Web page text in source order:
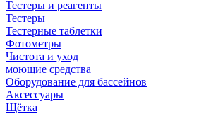
Тестеры и реагенты
Тестеры
Тестерные таблетки
Фотометры
Чистота и уход
моющие средства
Оборудование для бассейнов
Аксессуары
Щётка